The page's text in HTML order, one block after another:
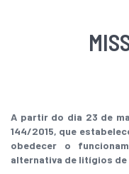
A partir do dia 23 de
144/2015, que
obedecer o
alternativa de litígios de